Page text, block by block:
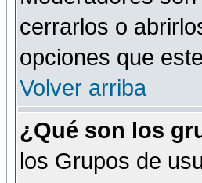
cerrarlos o
opciones que
Volver arriba
¿Qué son los
los Grupos de